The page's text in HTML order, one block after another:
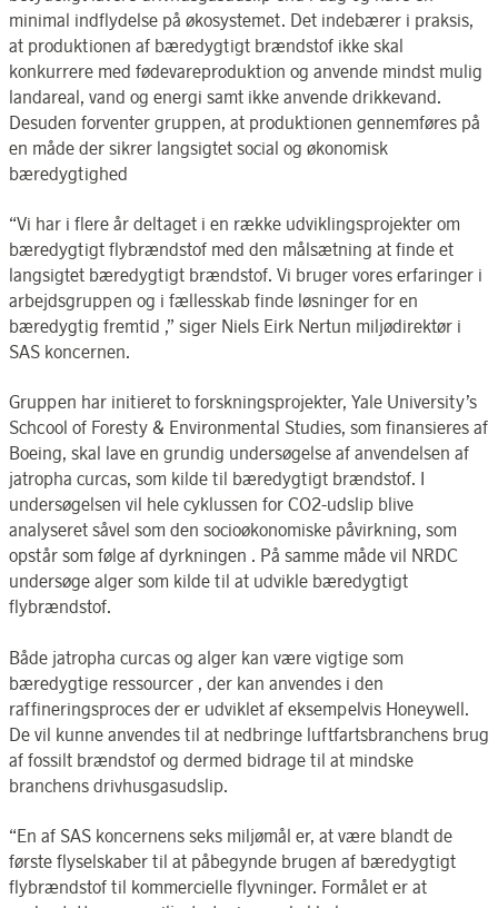
minimal indflydelse på økosystemet. Det indebærer i praksis,
at produktionen af bæredygtigt brændstof ikke skal
konkurrere med fødevareproduktion og anvende mindst mulig
landareal, vand og energi samt ikke anvende drikkevand.
Desuden forventer gruppen, at produktionen gennemføres på
en måde der sikrer langsigtet social og økonomisk
bæredygtighed
“Vi har i flere år deltaget i en række udviklingsprojekter om
bæredygtigt flybrændstof med den målsætning at finde et
langsigtet bæredygtigt brændstof. Vi bruger vores erfaringer i
arbejdsgruppen og i fællesskab finde løsninger for en
bæredygtig fremtid ,” siger Niels Eirk Nertun miljødirektør i
SAS koncernen.
Gruppen har initieret to forskningsprojekter, Yale University’s
Schcool of Foresty & Environmental Studies, som finansieres af
Boeing, skal lave en grundig undersøgelse af anvendelsen af
jatropha curcas, som kilde til bæredygtigt brændstof. I
undersøgelsen vil hele cyklussen for CO2-udslip blive
analyseret såvel som den socioøkonomiske påvirkning, som
opstår som følge af dyrkningen . På samme måde vil NRDC
undersøge alger som kilde til at udvikle bæredygtigt
flybrændstof.
Både jatropha curcas og alger kan være vigtige som
bæredygtige ressourcer , der kan anvendes i den
raffineringsproces der er udviklet af eksempelvis Honeywell.
De vil kunne anvendes til at nedbringe luftfartsbranchens brug
af fossilt brændstof og dermed bidrage til at mindske
branchens drivhusgasudslip.
“En af SAS koncernens seks miljømål er, at være blandt de
første flyselskaber til at påbegynde brugen af bæredygtigt
flybrændstof til kommercielle flyvninger. Formålet er at